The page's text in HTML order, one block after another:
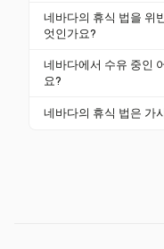
무에는 추가 휴식이
니다.
네바다의 직원은 자
기할 수 있지만, 고
입니다.
네바다의 휴식 법을 위
엇인가요?
네바다의 휴식 법을
대해 추가 1시간의
네바다에서 수유 중인
요?
네, 네바다의 수유
네바다의 휴식 법은 가